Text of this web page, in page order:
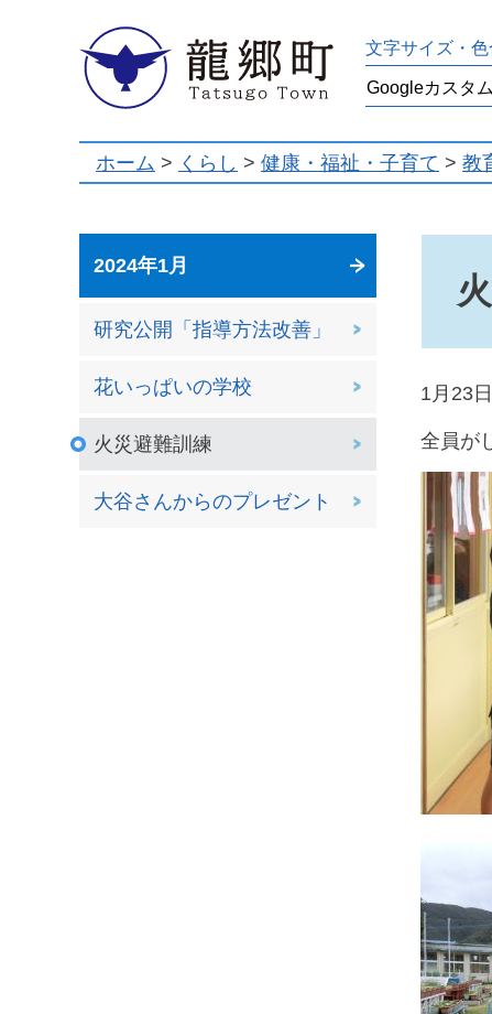
龍郷町 文字サイズ・
ホーム > くらし > 健康・福祉・子育て > 教
2024年1月
研究公開「指導方法改善」
花いっぱいの学校
火災避難訓練
大谷さんからのプレゼント
1月23
全員が